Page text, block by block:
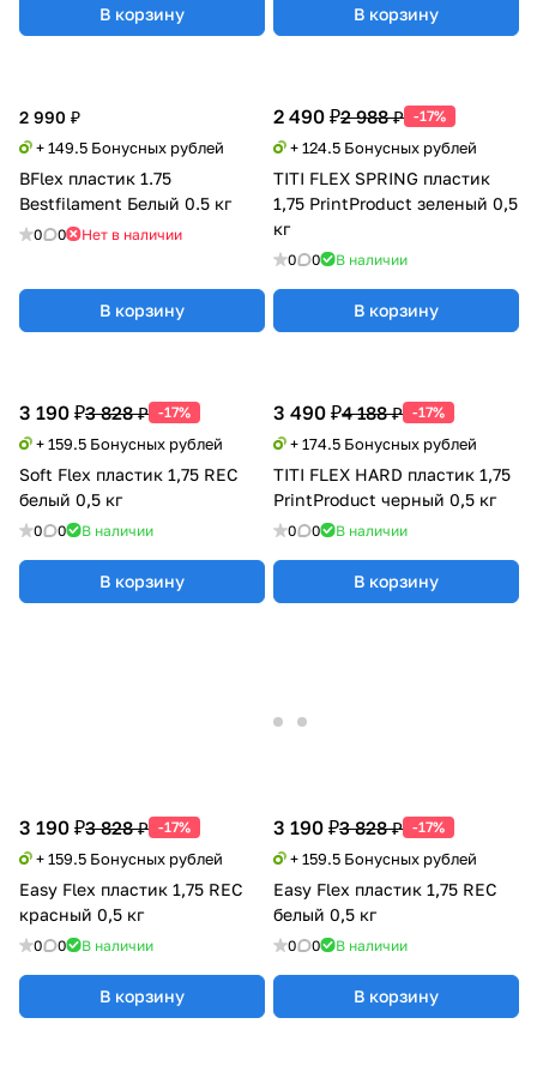
В корзину В корзину
2 490 ₽2 988 ₽ -17%
+ 124.5 Бонусных рублей
TITI FLEX SPRING пластик
1,75 PrintProduct зеленый 0,5
кг
0 0 В наличии
В корзину
3 190 ₽3 828 ₽ -17%
+ 159.5 Бонусных рублей
Soft Flex пластик 1,75 REC
белый 0,5 кг
0 0 В наличии
В корзину
3 490 ₽4 188 ₽ -17%
+ 174.5 Бонусных рублей
TITI FLEX HARD пластик 1,75
PrintProduct черный 0,5 кг
0 0 В наличии
В корзину
3 190 ₽3 828 ₽ -17%
+ 159.5 Бонусных рублей
Easy Flex пластик 1,75 REC
красный 0,5 кг
0 0 В наличии
В корзину
3 190 ₽3 828 ₽ -17%
+ 159.5 Бонусных рублей
Easy Flex пластик 1,75 REC
белый 0,5 кг
0 0 В наличии
В корзину
2 990 ₽
+ 149.5 Бонусных рублей
BFlex пластик 1.75
Bestfilament Белый 0.5 кг
0 0 Нет в наличии
В корзину